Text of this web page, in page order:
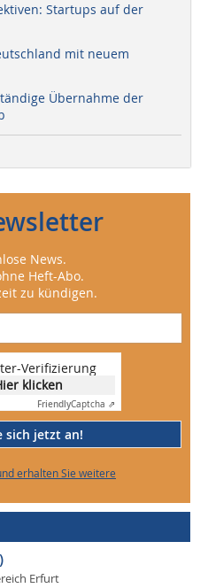
Startups auf der
mit neuem
Übernahme der
News.
Heft-Abo.
zu kündigen.
Verifizierung
klicken
FriendlyCaptcha ⇗
sich jetzt an!
erhalten Sie weitere
Erfurt